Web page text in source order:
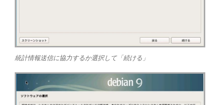
統計情報送信に協力するか選択して「続ける」